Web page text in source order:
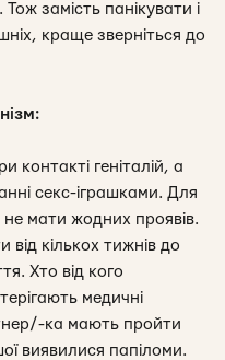
замість панікувати і
краще зверніться до
контакті геніталій, а
секс-іграшками. Для
мати жодних проявів.
кількох тижнів до
Хто від кого
медичні
ка мають пройти
виявилися папіломи.